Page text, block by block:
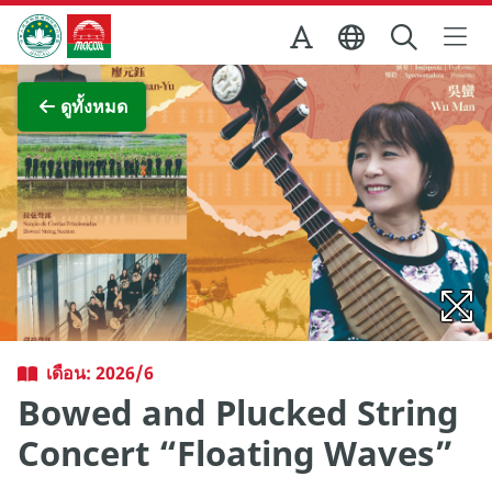
Skip to Main Content
สำนักงานการท่องเที่ยวของรัฐบาลมาเก๊า
ดูทั้งหมด
ภาพขยาย
เดือน: 2026/6
Bowed and Plucked String
Concert “Floating Waves”